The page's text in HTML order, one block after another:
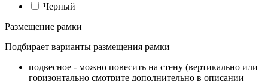
Черный
Размещение рамки
Подбирает варианты размещения рамки
подвесное - можно повесить на стену (вертикально или
горизонтально смотрите дополнительно в описании